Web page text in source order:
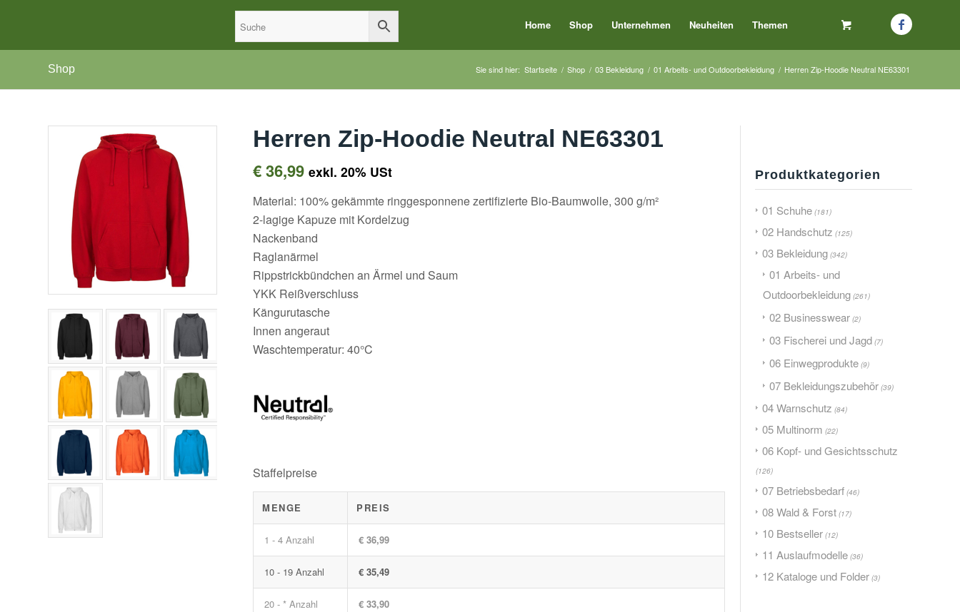
Home Shop Unternehmen Neuheiten Themen
Shop Sie sind hier: Startseite / Shop / 03 Bekleidung / 01 Arbeits- und Outdoorbekleidung / Herren Zip-Hoodie Neutral NE63301
Herren Zip-Hoodie Neutral NE63301
€36,99 exkl. 20% USt
Material: 100%gekämmte ringgesponnenezertifizierte Bio-Baumwolle, 300 g/m²
2-lagige Kapuze mit Kordelzug
Nackenband
Raglanärmel
Rippstrickbündchen an Ärmel und Saum
YKK Reißverschluss
Kängurutasche
Innen angeraut
Waschtemperatur: 40°C
Staffelpreise
MENGE PREIS
1 - 4 Anzahl € 36,99
10 - 19 Anzahl € 35,49
20 - * Anzahl € 33,90
Produktkategorien
01 Schuhe (181)
02 Handschutz (125)
03 Bekleidung (342)
01 Arbeits- und
Outdoorbekleidung (261)
02 Businesswear (2)
03 Fischerei und Jagd (7)
06 Einwegprodukte (9)
07 Bekleidungszubehör (39)
04 Warnschutz (84)
05 Multinorm (22)
06 Kopf- und Gesichtsschutz
(126)
07 Betriebsbedarf (46)
08 Wald & Forst (17)
10 Bestseller (12)
11 Auslaufmodelle (36)
12 Kataloge und Folder (3)